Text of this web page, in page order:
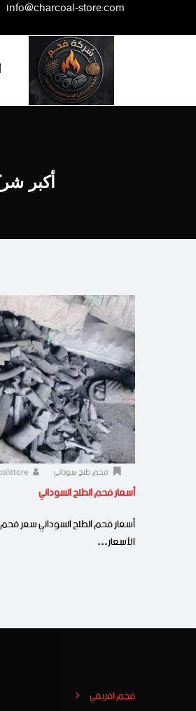
content
info@charcoal-store.com
أكبر
فحم طلح سوداني
أسعار فحم الطلح السوداني
الأسعار…
فحم افريقي